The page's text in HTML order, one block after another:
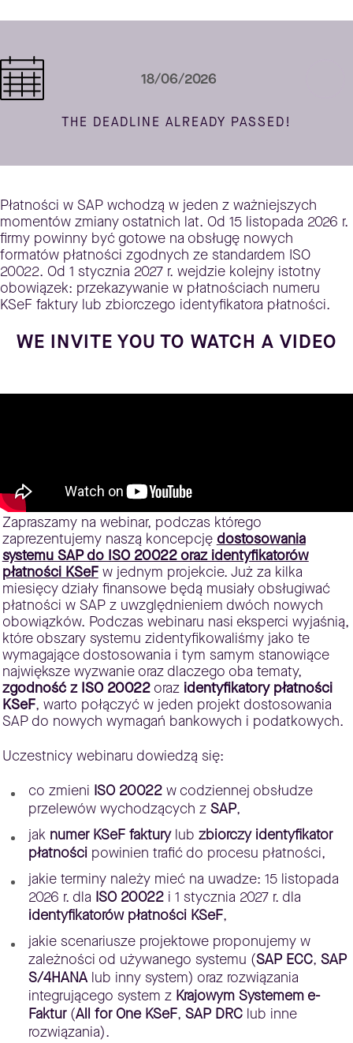
18/06/2026
THE DEADLINE ALREADY PASSED!
Płatności w SAP wchodzą w jeden z ważniejszych
momentów zmiany ostatnich lat. Od 15 listopada 2026 r.
firmy powinny być gotowe na obsługę nowych
formatów płatności zgodnych ze standardem ISO
20022. Od 1 stycznia 2027 r. wejdzie kolejny istotny
obowiązek: przekazywanie w płatnościach numeru
KSeF faktury lub zbiorczego identyfikatora płatności.
WE INVITE YOU TO WATCH A VIDEO
Zapraszamy na webinar, podczas którego
zaprezentujemy naszą koncepcję dostosowania
systemu SAP do ISO 20022 oraz identyfikatorów
płatności KSeFw jednym projekcie. Już za kilka
miesięcy działy finansowe będą musiały obsługiwać
płatności w SAP z uwzględnieniem dwóch nowych
obowiązków. Podczas webinaru nasi eksperci wyjaśnią,
które obszary systemu zidentyfikowaliśmy jako te
wymagające dostosowania i tym samym stanowiące
największe wyzwanie oraz dlaczego oba tematy,
zgodność z ISO 20022oraz identyfikatory płatności
KSeF, warto połączyć w jeden projekt dostosowania
SAP do nowych wymagań bankowych i podatkowych.
Uczestnicy webinaru dowiedzą się:
co zmieni ISO 20022w codziennej obsłudze
przelewów wychodzących z SAP,
jak numer KSeF fakturylub zbiorczy identyfikator
płatnościpowinien trafić do procesu płatności,
jakie terminy należy mieć na uwadze: 15 listopada
2026 r. dla ISO 20022i 1 stycznia 2027 r. dla
identyfikatorów płatności KSeF,
jakie scenariusze projektowe proponujemy w
zależności od używanego systemu (SAP ECC, SAP
S/4HANAlub inny system) oraz rozwiązania
integrującego system z Krajowym Systemem e-
Faktur(All for One KSeF, SAP DRClub inne
rozwiązania).